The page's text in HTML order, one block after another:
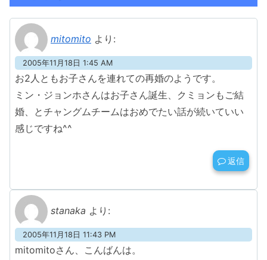
mitomito より:
2005年11月18日 1:45 AM
お2人ともお子さんを連れての再婚のようです。
ミン・ジョンホさんはお子さん誕生、クミョンもご結
婚、とチャングムチームはおめでたい話が続いていい
感じですね^^
返信
stanaka より:
2005年11月18日 11:43 PM
mitomitoさん、こんばんは。